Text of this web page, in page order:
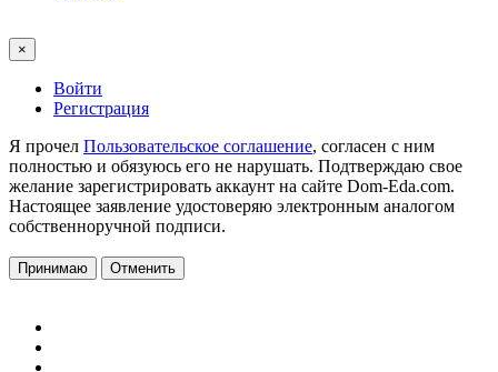
×
Войти
Регистрация
Я прочел Пользовательское соглашение, согласен с ним
полностью и обязуюсь его не нарушать. Подтверждаю свое
желание зарегистрировать аккаунт на сайте Dom-Eda.com.
Настоящее заявление удостоверяю электронным аналогом
собственноручной подписи.
Принимаю Отменить